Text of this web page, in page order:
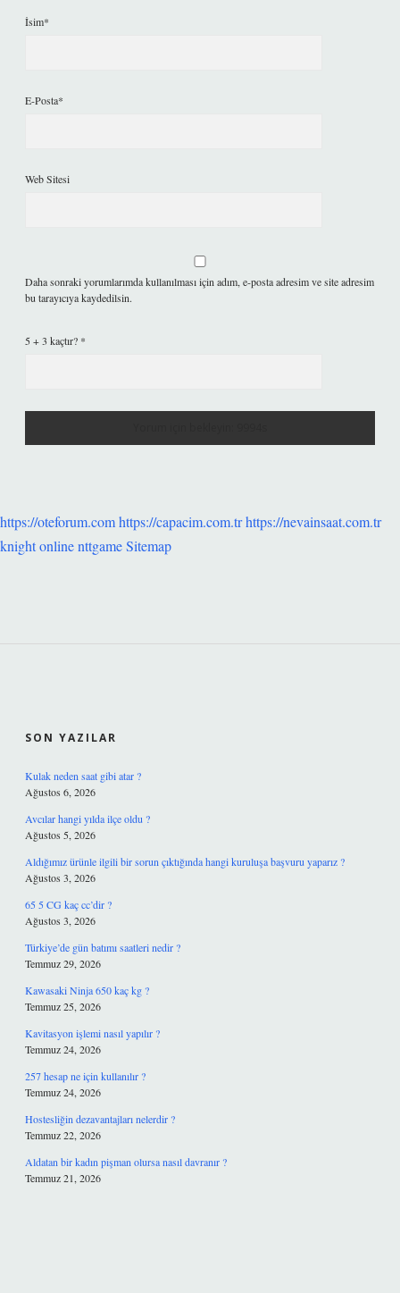
İsim*
E-Posta*
Web Sitesi
Daha sonraki yorumlarımda kullanılması için adım, e-posta adresim ve site adresim
bu tarayıcıya kaydedilsin.
5 + 3 kaçtır? *
https://oteforum.comhttps://capacim.com.trhttps://nevainsaat.com.tr
knight onlinenttgameSitemap
SON YAZILAR
Kulak neden saat gibi atar ?
Ağustos 6, 2026
Avcılar hangi yılda ilçe oldu ?
Ağustos 5, 2026
Aldığımız ürünle ilgili bir sorun çıktığında hangi kuruluşa başvuru yaparız ?
Ağustos 3, 2026
65 5 CG kaç cc’dir ?
Ağustos 3, 2026
Türkiye’de gün batımı saatleri nedir ?
Temmuz 29, 2026
Kawasaki Ninja 650 kaç kg ?
Temmuz 25, 2026
Kavitasyon işlemi nasıl yapılır ?
Temmuz 24, 2026
257 hesap ne için kullanılır ?
Temmuz 24, 2026
Hostesliğin dezavantajları nelerdir ?
Temmuz 22, 2026
Aldatan bir kadın pişman olursa nasıl davranır ?
Temmuz 21, 2026